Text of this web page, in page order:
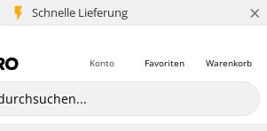
Schnelle Lieferung
5+ Mio. Kunden ×
Warenkorb
Favoriten
Konto